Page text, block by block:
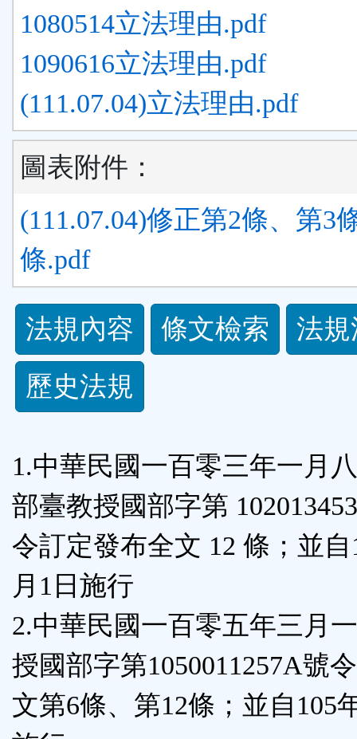
1080514立法理由.pdf
1090616立法理由.pdf
(111.07.04)立法理由.pdf
圖表附件：
(111.07.04)修正第2條、第3
條.pdf
法
規
功
按
鈕
區
法規內容 條文檢索
法
歷史法規
1.中華民國一百零三年一月
部臺教授國部字第
令訂定發布全文 12 條；並自
月1日施行
2.中華民國一百零五年三月
授國部字第1050011257A號
文第6條、第12條；並自105